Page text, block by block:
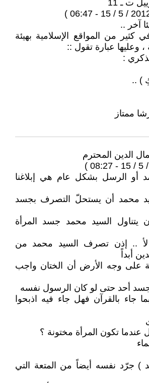
آخر ..
من المواقع الإسلامية بهيئة
وعليها عبارة تقول ::
:
) ..
ممتاز
أو الرسل بشكل عام هي إبلاغنا
محمد أن يستحلّ التصرف بجسد
يتناول السيد محمد جسد المرأة
.. إذن تصرف السيد محمد من
أبداً
على وجه الأرض أن الختان واجب
أحد حتى لو كان الرسول نفسه
جاء بالقرآن فهل جاء فيه اذبحوا
عندما تكون المرأة مختونة ؟
) جرّد نفسه أيضاً من المتعة التي